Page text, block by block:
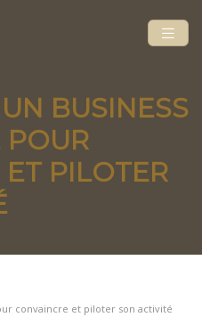
BUSINESS
POUR
PILOTER
convaincre et piloter son activité